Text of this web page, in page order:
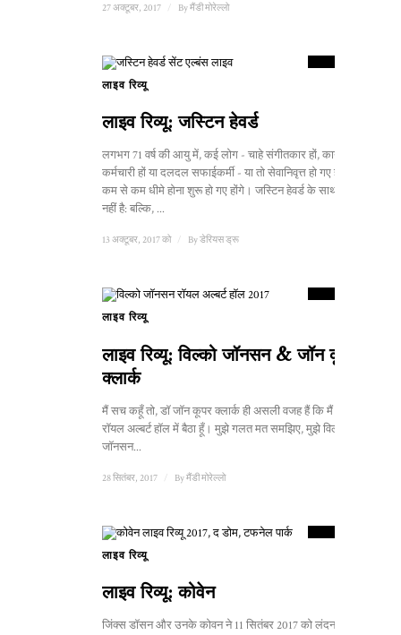
27 अक्टूबर, 2017 Byमैंडी मोरेल्लो
स्कोर
लाइव रिव्यू
लाइव रिव्यू: जस्टिन हेवर्ड
लगभग 71 वर्ष की आयु में, कई लोग - चाहे संगीतकार हों, कार्यालय
कर्मचारी हों या दलदल सफाईकर्मी - या तो सेवानिवृत्त हो गए होंगे या
कम से कम धीमे होना शुरू हो गए होंगे। जस्टिन हेवर्ड के साथ ऐसा
नहीं है: बल्कि, ...
13 अक्टूबर, 2017 को Byडेरियस ड्रू
स्कोर
लाइव रिव्यू
लाइव रिव्यू: विल्को जॉनसन & जॉन कूपर
क्लार्क
मैं सच कहूँ तो, डॉ जॉन कूपर क्लार्क ही असली वजह हैं कि मैं अब
रॉयल अल्बर्ट हॉल में बैठा हूँ। मुझे गलत मत समझिए, मुझे विल्को
जॉनसन...
28 सितंबर, 2017 Byमैंडी मोरेल्लो
लाइव रिव्यू
लाइव रिव्यू: कोवेन
जिंक्स डॉसन और उनके कोवन ने 11 सितंबर 2017 को लंदन में हम